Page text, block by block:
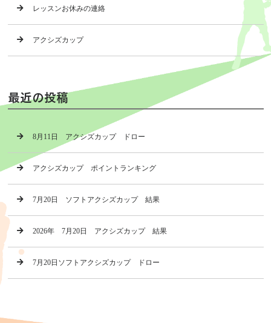
レッスンお休みの連絡
アクシズカップ
最近の投稿
8月11日 アクシズカップ ドロー
アクシズカップ ポイントランキング
7月20日 ソフトアクシズカップ 結果
2026年 7月20日 アクシズカップ 結果
7月20日ソフトアクシズカップ ドロー